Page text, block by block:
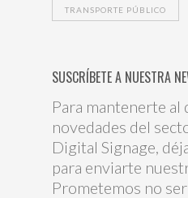
TRANSPORTE PÚBLICO
SUSCRÍBETE A NUESTRA
Para mantenerte al
novedades del
Digital Signage,
para enviarte
Prometemos no ser